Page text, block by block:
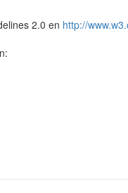
2.0 en http://